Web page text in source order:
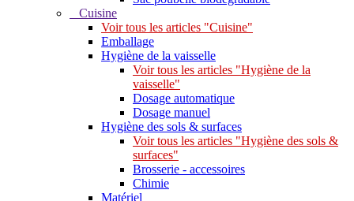
Cuisine
Voir tous les articles "Cuisine"
Emballage
Hygiène de la vaisselle
Voir tous les articles "Hygiène de la
vaisselle"
Dosage automatique
Dosage manuel
Hygiène des sols & surfaces
Voir tous les articles "Hygiène des sols &
surfaces"
Brosserie - accessoires
Chimie
Matériel